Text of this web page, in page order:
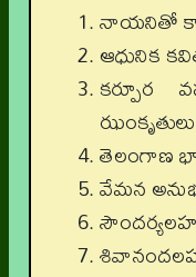
నాయనితో
ఆధునిక
తెలంగాణ
వేమన